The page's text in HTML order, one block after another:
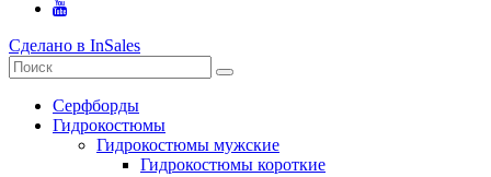
Сделано в InSales
Серфборды
Гидрокостюмы
Гидрокостюмы мужские
Гидрокостюмы короткие